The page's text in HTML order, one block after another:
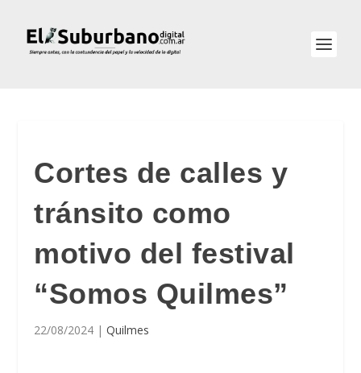
Cortes de calles y
tránsito como
motivo del festival
“Somos Quilmes”
22/08/2024 |Quilmes